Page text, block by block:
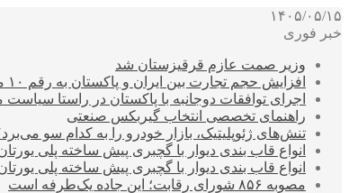
۱۴۰۵/۰۵/۱۵
خبر فوری
وزیر صمت عازم قرقیزستان شد
افزایش حجم تجارت بین ایران و پاکستان به رقم ۱۰ میلیارد دلار
اجرای توافقات دوجانبه با پاکستان در راستا
راهنمای تخصصی انتخاب گیربکس صنعتی
تنش‌های ژئوپلیتیک، بازار خودرو را به کدام سو
انواع قاب بندی دیوار با گچبری پیش ساخته پلی
انواع قاب بندی دیوار با گچبری پیش ساخته پلی
مصوبه ۸۵۶ شورای رقابت؛ این جاده یک‌طرفه است